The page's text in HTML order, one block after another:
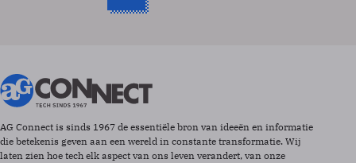
AG Connect is sinds 1967 de essentiële bron van ideeën en informatie
die betekenis geven aan een wereld in constante transformatie. Wij
laten zien hoe tech elk aspect van ons leven verandert, van onze